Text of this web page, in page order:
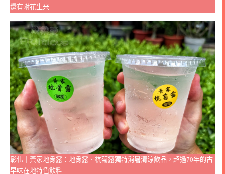
還有附花生米
彰化｜黃家地骨露：地骨露、杭菊露獨特消暑清涼飲品，超過70年的古
早味在地特色飲料